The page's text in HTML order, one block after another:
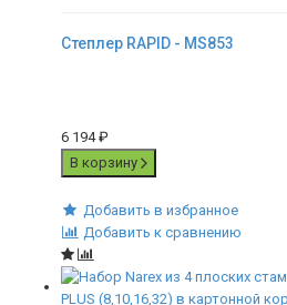
Степлер RAPID - MS853
6 194₽
В корзину
Добавить в избранное
Добавить к сравнению